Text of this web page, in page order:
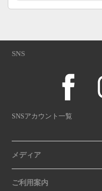
SNS
SNSアカウント一覧
メディア
ご利用案内